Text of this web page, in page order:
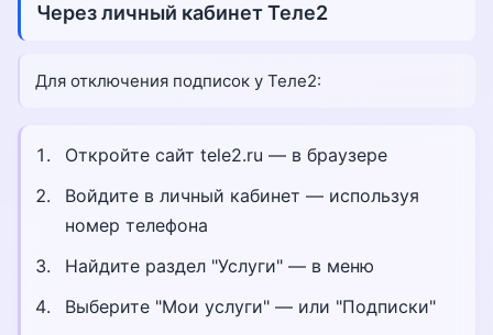
Через личный кабинет Теле2
Для отключения подписок у Теле2:
Откройте сайт tele2.ru — в браузере
Войдите в личный кабинет — используя
номер телефона
Найдите раздел "Услуги" — в меню
Выберите "Мои услуги" — или "Подписки"